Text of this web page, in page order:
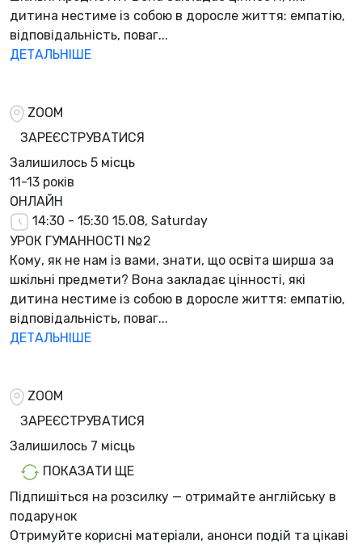
дитина нестиме із собою в доросле життя: емпатію,
відповідальність, поваг...
ДЕТАЛЬНІШЕ
ZOOM
ЗАРЕЄСТРУВАТИСЯ
Залишилось 5 місць
11-13 років
ОНЛАЙН
14:30 - 15:30 15.08, Saturday
УРОК ГУМАННОСТІ №2
Кому, як не нам із вами, знати, що освіта ширша за
шкільні предмети? Вона закладає цінності, які
дитина нестиме із собою в доросле життя: емпатію,
відповідальність, поваг...
ДЕТАЛЬНІШЕ
ZOOM
ЗАРЕЄСТРУВАТИСЯ
Залишилось 7 місць
ПОКАЗАТИ ЩЕ
Підпишіться на розсилку — отримайте англійську в
подарунок
Отримуйте корисні матеріали, анонси подій та цікаві